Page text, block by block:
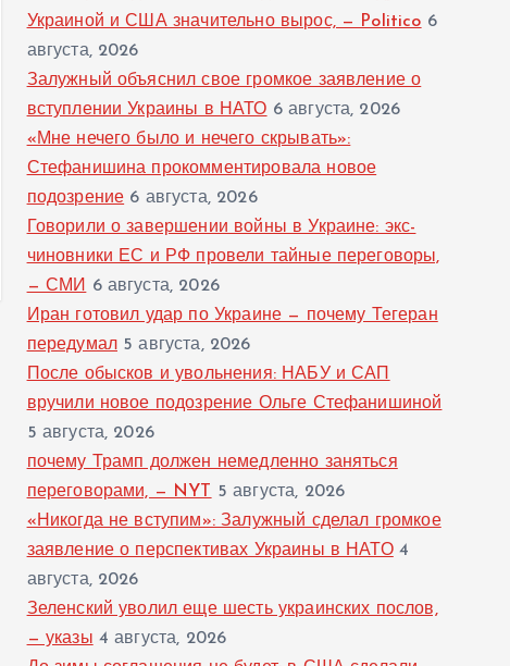
Украиной и США значительно вырос, — Politico 6
августа, 2026
Залужный объяснил свое громкое заявление о
вступлении Украины в НАТО 6 августа, 2026
«Мне нечего было и нечего скрывать»:
Стефанишина прокомментировала новое
подозрение 6 августа, 2026
Говорили о завершении войны в Украине: экс-
чиновники ЕС и РФ провели тайные переговоры,
— СМИ 6 августа, 2026
Иран готовил удар по Украине — почему Тегеран
передумал 5 августа, 2026
После обысков и увольнения: НАБУ и САП
вручили новое подозрение Ольге Стефанишиной
5 августа, 2026
почему Трамп должен немедленно заняться
переговорами, — NYT
5 августа, 2026
«Никогда не вступим»: Залужный сделал громкое
заявление о перспективах Украины в НАТО 4
августа, 2026
Зеленский уволил еще шесть украинских послов,
— указы 4 августа, 2026